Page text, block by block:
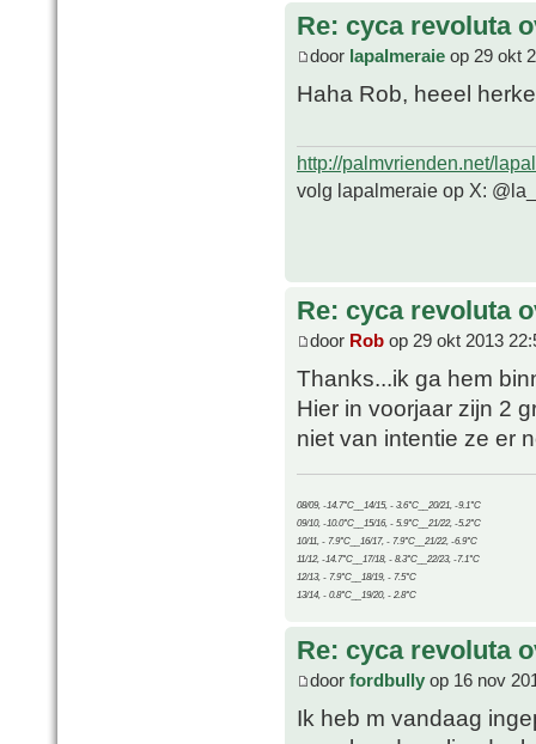
Re: cyca revoluta
door lapalmeraie op 29 okt
Haha Rob, heeel
http://palmvrienden.net/
volg lapalmeraie op X:
Re: cyca revoluta
door Rob op 29 okt 2013
Thanks...ik ga hem
Hier in voorjaar zijn 2
niet van intentie ze er
08/09, -14.7°C__14/15, - 3.6°C__20/21, -9.1°C
09/10, -10.0°C__15/16, - 5.9°C__21/22, -5.2°C
10/11, - 7.9°C__16/17, - 7.9°C__21/22, -6.9°C
11/12, -14.7°C__17/18, - 8.3°C__22/23, -7.1°C
12/13, - 7.9°C__18/19, - 7.5°C
13/14, - 0.8°C__19/20, - 2.8°C
Re: cyca revoluta
door fordbully op 16 nov
Ik heb m vandaag